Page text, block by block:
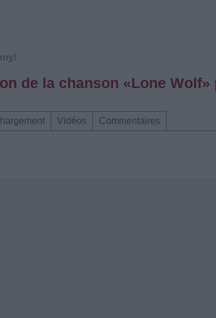
de la chanson «Lone Wolf»
Vidéos Commentaires